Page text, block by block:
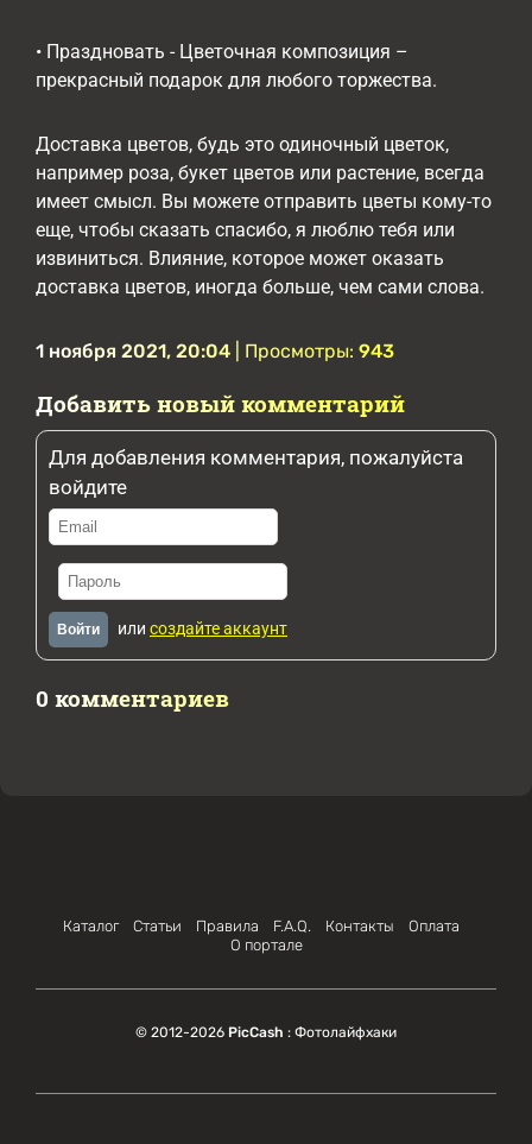
• Праздновать - Цветочная композиция –
прекрасный подарок для любого торжества.
Доставка цветов, будь это одиночный цветок,
например роза, букет цветов или растение, всегда
имеет смысл. Вы можете отправить цветы кому-то
еще, чтобы сказать спасибо, я люблю тебя или
извиниться. Влияние, которое может оказать
доставка цветов, иногда больше, чем сами слова.
1 ноября 2021, 20:04 | Просмотры: 943
Добавить новый комментарий
Для добавления комментария, пожалуйста
войдите
Войти или создайте аккаунт
0 комментариев
Каталог Статьи Правила F.A.Q. Контакты
Оплата
О портале
© 2012-2026 PicCash : Фотолайфхаки